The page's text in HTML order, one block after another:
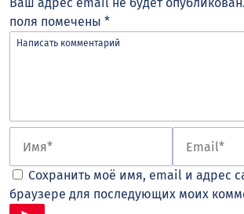
Ваш адрес email не будет опубликован.
поля помечены *
Сохранить моё имя, email и адрес
браузере для последующих моих